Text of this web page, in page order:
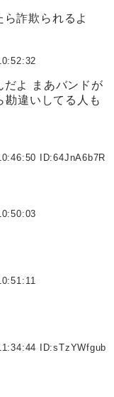
詐欺られるよ
だよ まあバンドが
勘違いしてる人も
ID:64JnA6b7R
ID:sTzYWfgub